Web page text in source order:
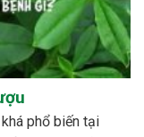
phổ biến tại